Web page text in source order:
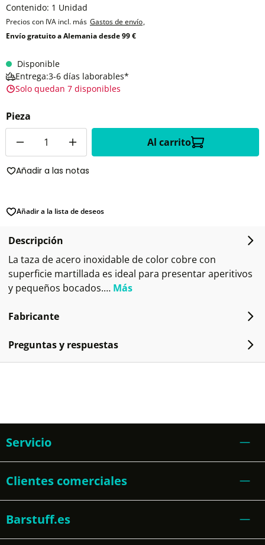
Contenido: 1 Unidad
Precios con IVA incl. más Gastos de envío,
Envío gratuito a Alemania desde 99 €
Disponible
Entrega:3-6 días laborables*
Solo quedan 7 disponibles
Pieza
Al carrito
Añadir a las notas
Añadir a la lista de deseos
Descripción
La taza de acero inoxidable de color cobre con
superficie martillada es ideal para presentar aperitivos
y pequeños bocados.… Más
Fabricante
Preguntas y respuestas
Servicio
Clientes comerciales
Barstuff.es